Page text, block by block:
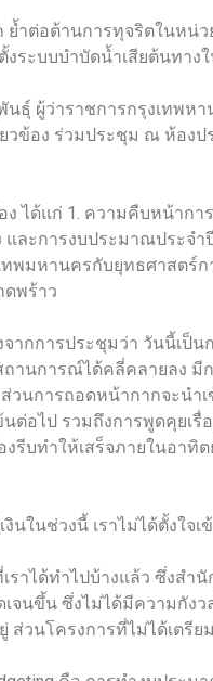
ำต่อต้านการทุจริตในหน่
ะบบบำบัดน้ำเสียต้นทาง
นธุ์ ผู้ว่าราชการกรุงเท
ข้อง ร่วมประชุม ณ ห้อง
ง ได้แก่ 1. ความคืบหน้าก
ละการงบประมาณประจ
ทพมหานครกับยุทธศาสต
ดพร้าว
ากการประชุมว่า วันนี้เป็
านการณ์ได้คลี่คลายลง มี
วนการถอดหน้ากากจะน
ต่อไป รวมถึงการพูดคุยเ
รีบทำให้เสร็จภายในอา
นในช่วงนี้ เราไม่ได้ตั้งใจ
ราได้ทำไปบ้างแล้ว ซึ่งส
จนขึ้น ซึ่งไม่ได้มีความกั
วนโครงการที่ไม่ได้เตรี